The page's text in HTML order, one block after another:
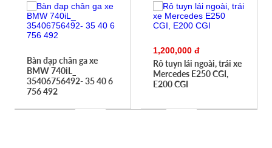
Bàn đạp chân ga xe
BMW 740iL_
35406756492- 35 40 6
756 492
1,200,000 đ
Rô tuyn lái ngoài, trái xe
Mercedes E250 CGI,
E200 CGI